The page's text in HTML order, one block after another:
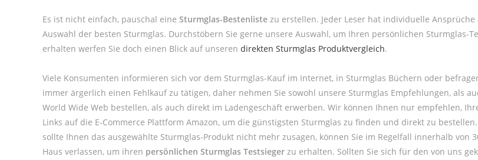
Es ist nicht einfach, pauschal eine Sturmglas-Bestenliste zu erstellen. Jeder Leser hat individuelle
Auswahl der besten Sturmglas. Durchstöbern Sie gerne unsere Auswahl, um Ihren persönlichen Sturmglas-
erhalten werfen Sie doch einen Blick auf unseren direkten Sturmglas Produktvergleich.
Viele Konsumenten informieren sich vor dem Sturmglas-Kauf im Internet, in Sturmglas Büchern oder
immer ärgerlich einen Fehlkauf zu tätigen, daher nehmen Sie sowohl unsere Sturmglas Empfehlungen, als
World Wide Web bestellen, als auch direkt im Ladengeschäft erwerben. Wir können Ihnen nur empfehlen,
Links auf die E-Commerce Plattform Amazon, um die günstigsten Sturmglas zu finden und direkt zu
sollte Ihnen das ausgewählte Sturmglas-Produkt nicht mehr zusagen, können Sie im Regelfall innerhalb von
Haus verlassen, um ihren persönlichen Sturmglas Testsieger zu erhalten. Sollten Sie sich für den von uns